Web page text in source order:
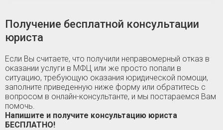
Получение бесплатной консультации
юриста
Если Вы считаете, что получили неправомерный отказ в
оказании услуги в МФЦ или же просто попали в
ситуацию, требующую оказания юридической помощи,
заполните приведенную ниже форму или обратитесь с
вопросом в онлайн-консультанте, и мы постараемся Вам
помочь.
Напишите и получите консультацию юриста
БЕСПЛАТНО!